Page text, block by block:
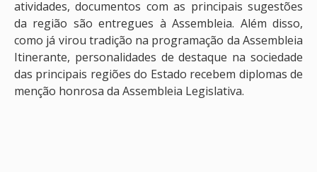
atividades, documentos com as principais sugestões
da região são entregues à Assembleia. Além disso,
como já virou tradição na programação da Assembleia
Itinerante, personalidades de destaque na sociedade
das principais regiões do Estado recebem diplomas de
menção honrosa da Assembleia Legislativa.